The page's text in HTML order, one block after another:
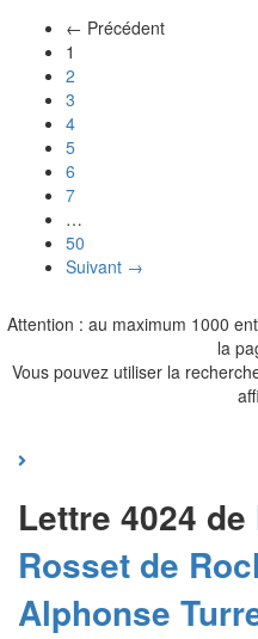
← Précédent
1
2
3
4
5
6
7
…
50
Suivant →
Attention : au maximum 1000
la
Vous pouvez utiliser la
Lettre 4024 de
Rosset de
Alphonse